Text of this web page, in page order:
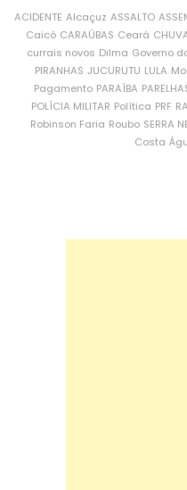
ACIDENTE Alcaçuz ASSALTO
Caicó CARAÚBAS Ceará
currais novos Dilma Governo
PIRANHAS JUCURUTU LULA
Pagamento PARAÍBA
POLÍCIA MILITAR Política PRF
Robinson Faria Roubo SERRA
Costa